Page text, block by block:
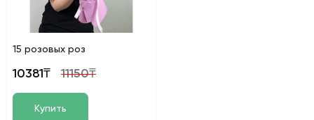
15 розовых роз
10381₸ 11150₸
Купить